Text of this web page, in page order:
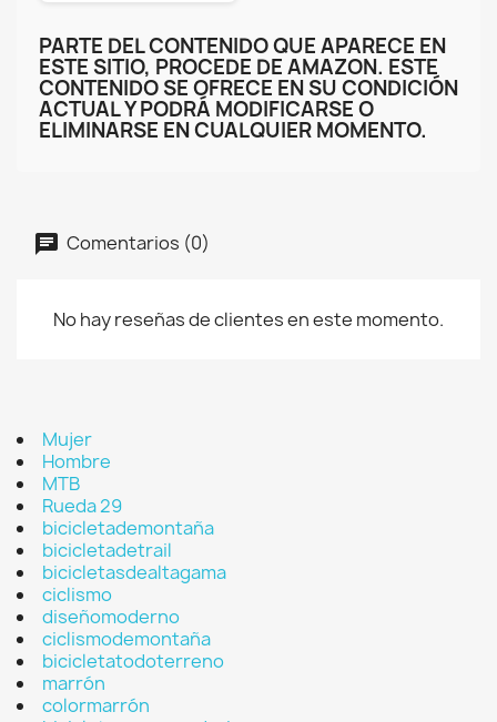
PARTE DEL CONTENIDO QUE APARECE EN
ESTE SITIO, PROCEDE DE AMAZON. ESTE
CONTENIDO SE OFRECE EN SU CONDICIÓN
ACTUAL Y PODRÁ MODIFICARSE O
ELIMINARSE EN CUALQUIER MOMENTO.
Comentarios (0)
No hay reseñas de clientes en este momento.
Mujer
Hombre
MTB
Rueda 29
bicicletademontaña
bicicletadetrail
bicicletasdealtagama
ciclismo
diseñomoderno
ciclismodemontaña
bicicletatodoterreno
marrón
colormarrón